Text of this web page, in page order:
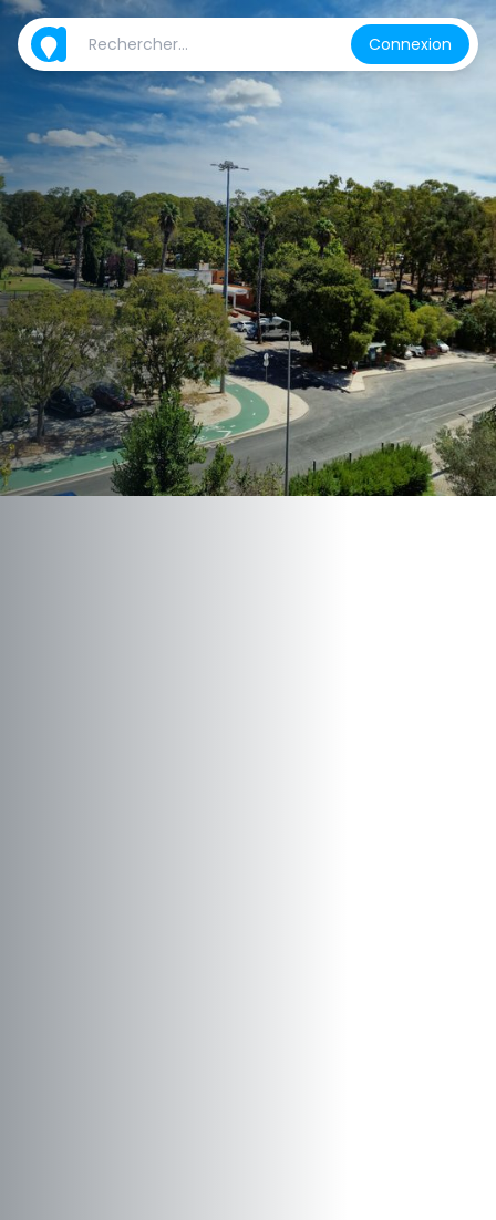
Connexion